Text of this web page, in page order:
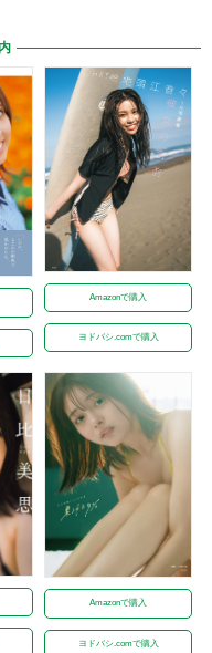
Amazonで購入
ヨドバシ.comで購入
Amazonで購入
ヨドバシ.comで購入